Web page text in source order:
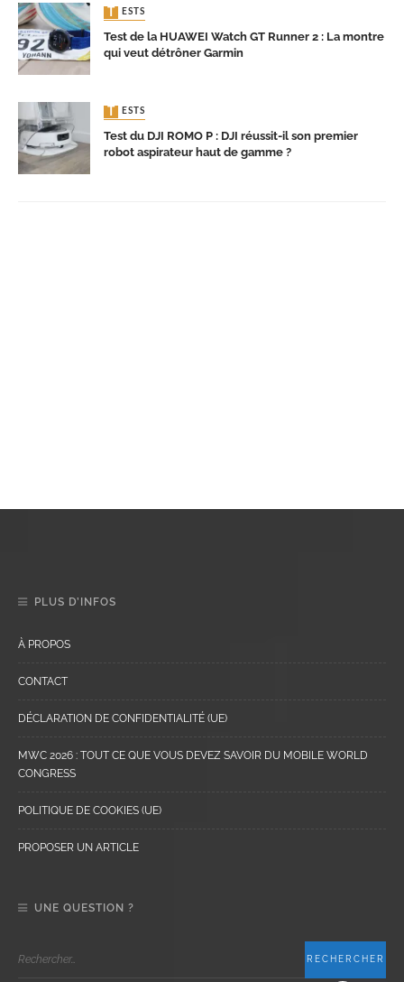
TESTS
Test de la HUAWEI Watch GT Runner 2 : La montre
qui veut détrôner Garmin
TESTS
Test du DJI ROMO P : DJI réussit-il son premier
robot aspirateur haut de gamme ?
PLUS D’INFOS
À PROPOS
CONTACT
DÉCLARATION DE CONFIDENTIALITÉ (UE)
MWC 2026 : TOUT CE QUE VOUS DEVEZ SAVOIR DU MOBILE WORLD
CONGRESS
POLITIQUE DE COOKIES (UE)
PROPOSER UN ARTICLE
UNE QUESTION ?